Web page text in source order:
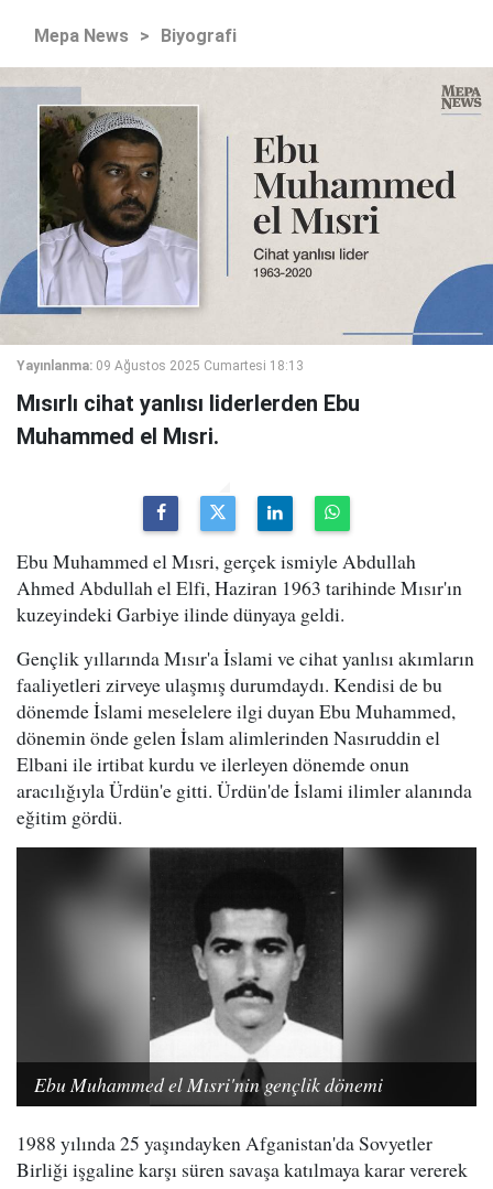
Mepa News > Biyografi
Yayınlanma: 09 Ağustos 2025 Cumartesi 18:13
Mısırlı cihat yanlısı liderlerden Ebu
Muhammed el Mısri.
Ebu Muhammed el Mısri, gerçek ismiyle Abdullah
Ahmed Abdullah el Elfi, Haziran 1963 tarihinde Mısır'ın
kuzeyindeki Garbiye ilinde dünyaya geldi.
Gençlik yıllarında Mısır'a İslami ve cihat yanlısı akımların
faaliyetleri zirveye ulaşmış durumdaydı. Kendisi de bu
dönemde İslami meselelere ilgi duyan Ebu Muhammed,
dönemin önde gelen İslam alimlerinden Nasıruddin el
Elbani ile irtibat kurdu ve ilerleyen dönemde onun
aracılığıyla Ürdün'e gitti. Ürdün'de İslami ilimler alanında
eğitim gördü.
Ebu Muhammed el Mısri'nin gençlik dönemi
1988 yılında 25 yaşındayken Afganistan'da Sovyetler
Birliği işgaline karşı süren savaşa katılmaya karar vererek